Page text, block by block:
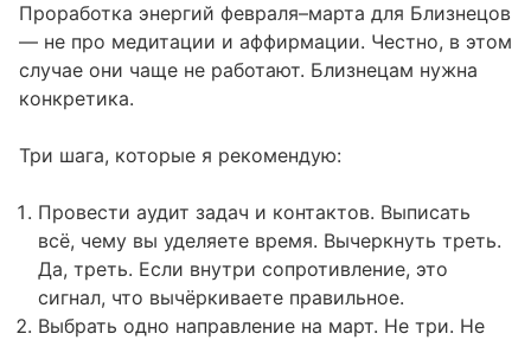
Проработка энергий февраля–марта для Близнецов
— не про медитации и аффирмации. Честно, в этом
случае они чаще не работают. Близнецам нужна
конкретика.
Три шага, которые я рекомендую:
Провести аудит задач и контактов. Выписать
всё, чему вы уделяете время. Вычеркнуть треть.
Да, треть. Если внутри сопротивление, это
сигнал, что вычёркиваете правильное.
Выбрать одно направление на март. Не три. Не